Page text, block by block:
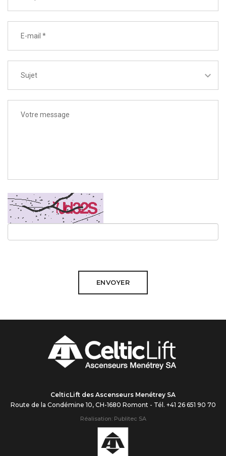
ENVOYER
CelticLift des Ascenseurs Menétrey SA
Route de la Condémine 10, CH-1680 Romont - Tél. +41 26 651 90 70
Réalisation: Publitec SA